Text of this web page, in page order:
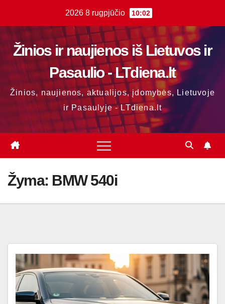
content
2026 8 rugpjūčio 10:02
Žinios ir naujienos iš Lietuvos ir
Pasaulio - LTdiena.lt
Žinios, naujienos, aktualijos, įdomybės, Lietuvoje
ir Pasaulyje - LTdiena.lt
Žyma: BMW 540i